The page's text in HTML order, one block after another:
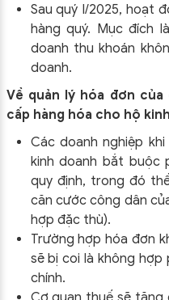
Sau quý I/2025, hoạt
hàng quý. Mục đích
doanh thu khoán
doanh.
Về quản lý hóa đơn
cấp hàng hóa cho hộ
Các doanh nghiệp
kinh doanh bắt buộc
quy định, trong đó
căn cước công dân
hợp đặc thù).
Trường hợp hóa đơn
sẽ bị coi là không
chính.